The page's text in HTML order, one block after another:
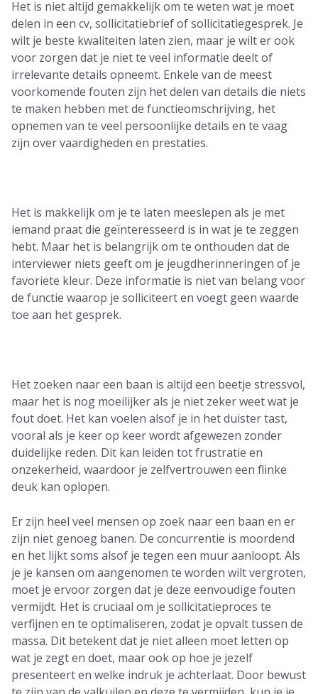
Het is niet altijd gemakkelijk om te weten wat je moet
delen in een cv, sollicitatiebrief of sollicitatiegesprek. Je
wilt je beste kwaliteiten laten zien, maar je wilt er ook
voor zorgen dat je niet te veel informatie deelt of
irrelevante details opneemt. Enkele van de meest
voorkomende fouten zijn het delen van details die niets
te maken hebben met de functieomschrijving, het
opnemen van te veel persoonlijke details en te vaag
zijn over vaardigheden en prestaties.
Het is makkelijk om je te laten meeslepen als je met
iemand praat die geïnteresseerd is in wat je te zeggen
hebt. Maar het is belangrijk om te onthouden dat de
interviewer niets geeft om je jeugdherinneringen of je
favoriete kleur. Deze informatie is niet van belang voor
de functie waarop je solliciteert en voegt geen waarde
toe aan het gesprek.
Het zoeken naar een baan is altijd een beetje stressvol,
maar het is nog moeilijker als je niet zeker weet wat je
fout doet. Het kan voelen alsof je in het duister tast,
vooral als je keer op keer wordt afgewezen zonder
duidelijke reden. Dit kan leiden tot frustratie en
onzekerheid, waardoor je zelfvertrouwen een flinke
deuk kan oplopen.
Er zijn heel veel mensen op zoek naar een baan en er
zijn niet genoeg banen. De concurrentie is moordend
en het lijkt soms alsof je tegen een muur aanloopt. Als
je je kansen om aangenomen te worden wilt vergroten,
moet je ervoor zorgen dat je deze eenvoudige fouten
vermijdt. Het is cruciaal om je sollicitatieproces te
verfijnen en te optimaliseren, zodat je opvalt tussen de
massa. Dit betekent dat je niet alleen moet letten op
wat je zegt en doet, maar ook op hoe je jezelf
presenteert en welke indruk je achterlaat. Door bewust